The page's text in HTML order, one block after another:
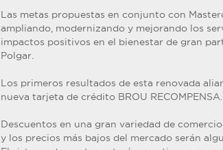
Las metas propuestas en conjunto con
ampliando, modernizando y mejorando los
impactos positivos en el bienestar de gran
Polgar.
Los primeros resultados de esta renovada
nueva tarjeta de crédito BROU RECOMPENSA.
Descuentos en una gran variedad de
y los precios más bajos del mercado serán